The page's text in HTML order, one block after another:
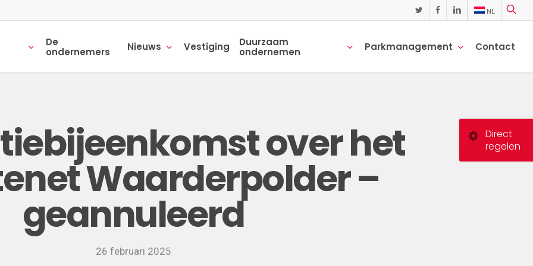
twitter facebooklinkedin NL
De
ondernemers
Nieuws Vestiging
Duurzaam
ondernemen
Parkmanagement Contact
over het
Waarderpolder –
geannuleerd
26 februari 2025
Direct
regelen